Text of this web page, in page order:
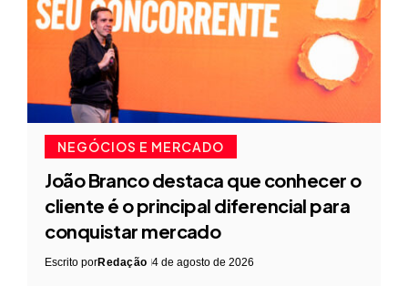
NEGÓCIOS E MERCADO
João Branco destaca que conhecer o
cliente é o principal diferencial para
conquistar mercado
Escrito porRedação 4 de agosto de 2026